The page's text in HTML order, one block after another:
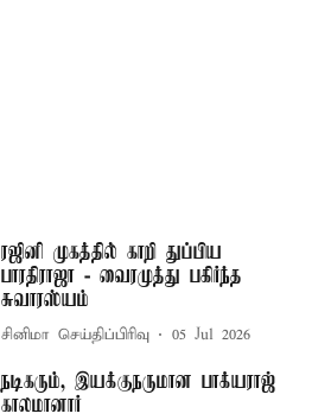
ரஜினி முகத்தில் காறி துப்பிய
பாரதிராஜா - வைரமுத்து பகிர்ந்த
சுவாரஸ்யம்
சினிமா செய்திப்பிரிவு 05 Jul 2026
நடிகரும், இயக்குநருமான பாக்யராஜ்
காலமானார்